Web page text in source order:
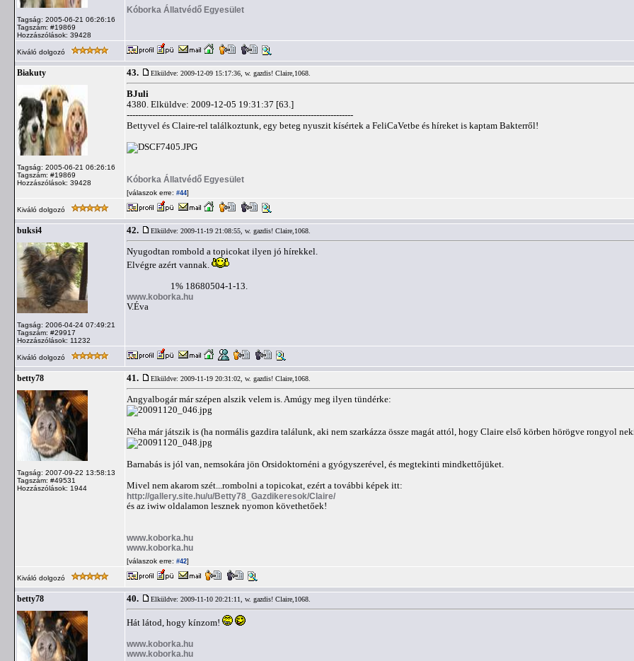
Tagság: 2005-06-21 06:26:16
Tagszám: #19869
Hozzászólások: 39428
Kóborka Állatvédő Egyesület
Kiváló dolgozó
Biakuty
Tagság: 2005-06-21 06:26:16
Tagszám: #19869
Hozzászólások: 39428
43. Elküldve: 2009-12-09 15:17:36, w. gazdis! Claire,1068.
BJuli
4380. Elküldve: 2009-12-05 19:31:37 [63.]
--------------------------------------------------------------------------------
Bettyvel és Claire-rel találkoztunk, egy beteg nyuszit kísértek a FeliCaVetbe és híreket is kaptam Bakterről!
Kóborka Állatvédő Egyesület
[válaszok erre: #44]
Kiváló dolgozó
buksi4
Tagság: 2006-04-24 07:49:21
Tagszám: #29917
Hozzászólások: 11232
42. Elküldve: 2009-11-19 21:08:55, w. gazdis! Claire,1068.
Nyugodtan rombold a topicokat ilyen jó hírekkel.
Elvégre azért vannak.
1% 18680504-1-13.
www.koborka.hu
V.Éva
Kiváló dolgozó
betty78
Tagság: 2007-09-22 13:58:13
Tagszám: #49531
Hozzászólások: 1944
41. Elküldve: 2009-11-19 20:31:02, w. gazdis! Claire,1068.
Angyalbogár már szépen alszik velem is. Amúgy meg ilyen tündérke:
Néha már játszik is (ha normális gazdira találunk, aki nem szarkázza össze magát attól, hogy Claire első körben hörögve rongyol
Barnabás is jól van, nemsokára jön Orsidoktornéni a gyógyszerével, és megtekinti mindkettőjüket.
Mivel nem akarom szét...rombolni a topicokat, ezért a további képek itt:
http://gallery.site.hu/u/Betty78_Gazdikeresok/Claire/
és az iwiw oldalamon lesznek nyomon követhetőek!
www.koborka.hu
www.koborka.hu
[válaszok erre: #42]
Kiváló dolgozó
betty78 40. Elküldve: 2009-11-10 20:21:11, w. gazdis! Claire,1068.
Hát látod, hogy kínzom!
www.koborka.hu
www.koborka.hu